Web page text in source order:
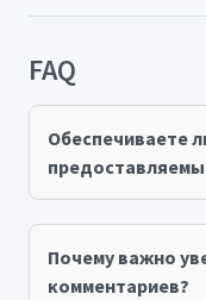
FAQ
Обеспечиваете
Почему важно
комментариев?